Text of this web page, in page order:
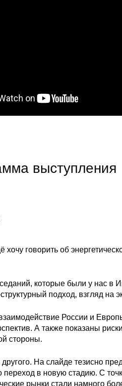
выступления
говорить об
которые были у нас в
подход, взгляд на
России и
А также показаны
стороны.
На слайде тезисно
переход в новую стадию. С
рынки стали намного